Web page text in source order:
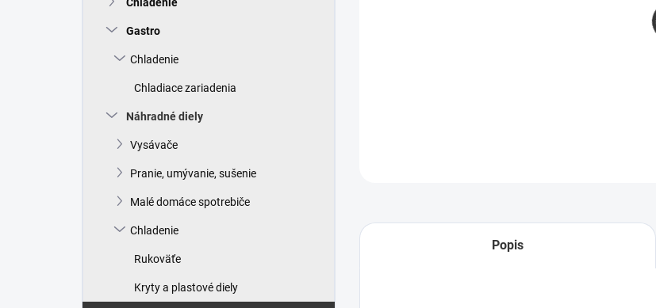
Gastro
Chladenie
Chladiace zariadenia
Náhradné diely
Vysávače
Pranie, umývanie, sušenie
Malé domáce spotrebiče
Chladenie
Rukoväťe
Kryty a plastové diely
Popis